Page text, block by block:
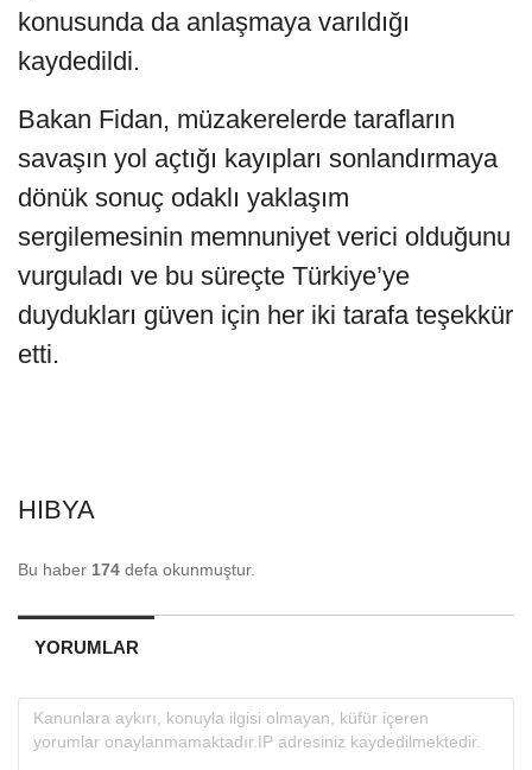
konusunda da anlaşmaya varıldığı
kaydedildi.
Bakan Fidan, müzakerelerde tarafların
savaşın yol açtığı kayıpları sonlandırmaya
dönük sonuç odaklı yaklaşım
sergilemesinin memnuniyet verici olduğunu
vurguladı ve bu süreçte Türkiye’ye
duydukları güven için her iki tarafa teşekkür
etti.
HIBYA
Bu haber 174 defa okunmuştur.
YORUMLAR